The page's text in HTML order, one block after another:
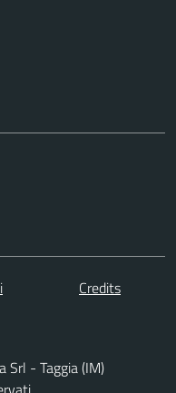
Credits
Srl - Taggia (IM)